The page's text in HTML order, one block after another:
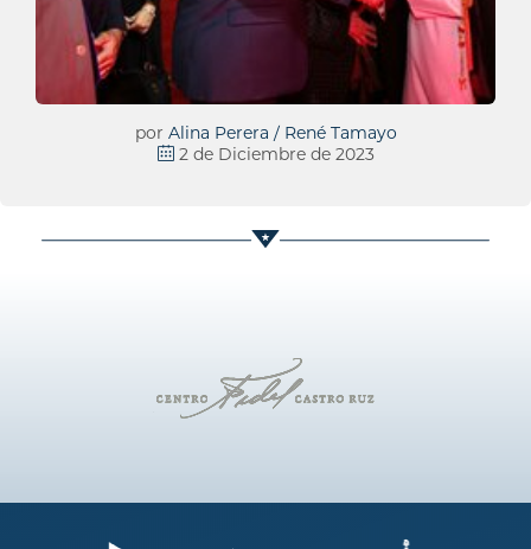
por Alina Perera / René Tamayo
2 de Diciembre de 2023